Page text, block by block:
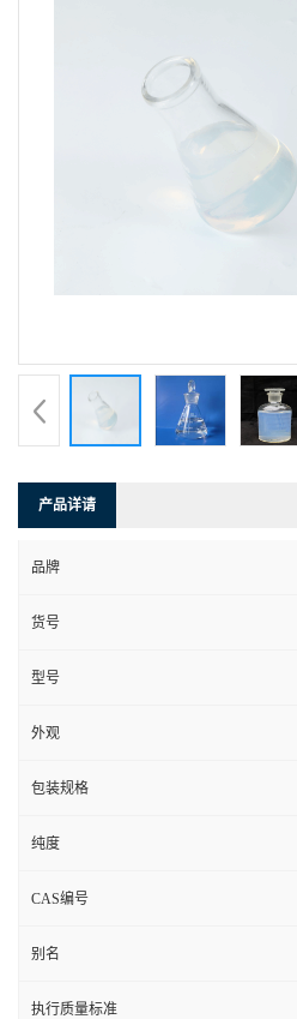
产品详请
品牌
货号
型号
外观
包装规格
纯度
CAS编号
别名
执行质量标准